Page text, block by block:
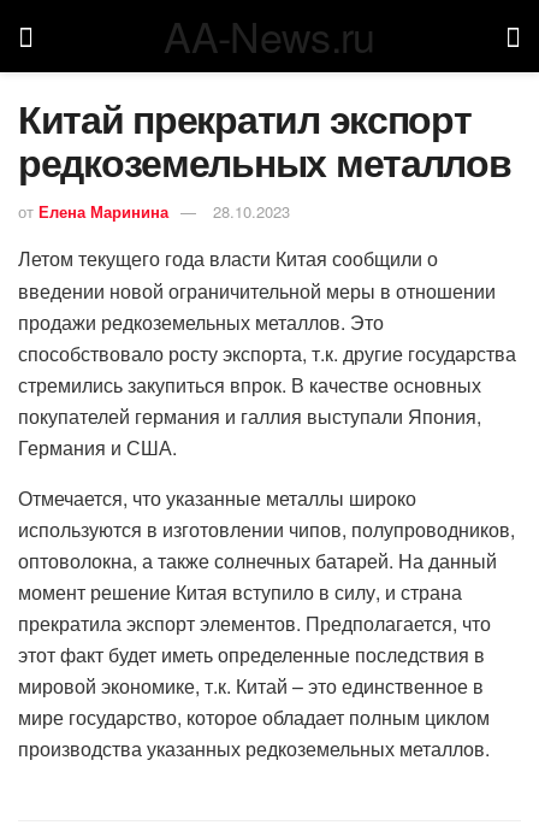
AA-News.ru
Китай прекратил экспорт
редкоземельных металлов
от Елена Маринина 28.10.2023
Летом текущего года власти Китая сообщили о
введении новой ограничительной меры в отношении
продажи редкоземельных металлов. Это
способствовало росту экспорта, т.к. другие государства
стремились закупиться впрок. В качестве основных
покупателей германия и галлия выступали Япония,
Германия и США.
Отмечается, что указанные металлы широко
используются в изготовлении чипов, полупроводников,
оптоволокна, а также солнечных батарей. На данный
момент решение Китая вступило в силу, и страна
прекратила экспорт элементов. Предполагается, что
этот факт будет иметь определенные последствия в
мировой экономике, т.к. Китай – это единственное в
мире государство, которое обладает полным циклом
производства указанных редкоземельных металлов.